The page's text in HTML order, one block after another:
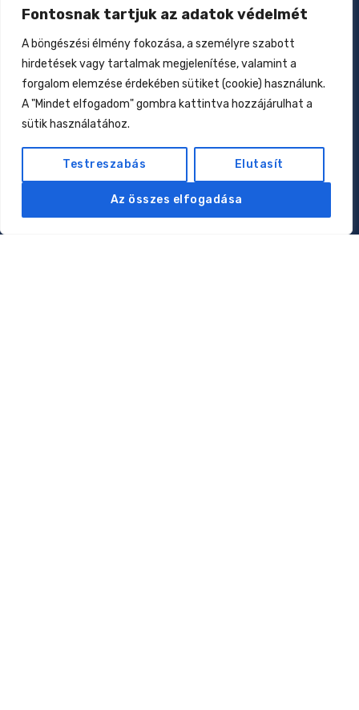
Fontosnak tartjuk az adatok védelmét
A böngészési élmény fokozása, a személyre szabott
hirdetések vagy tartalmak megjelenítése, valamint a
forgalom elemzése érdekében sütiket (cookie) használunk.
A "Mindet elfogadom" gombra kattintva hozzájárulhat a
sütik használatához.
Testreszabás Elutasít
Az összes elfogadása
Zavar a növekedésben
2026.01.27.
Csecsemőtáplálás az elmúlt 160 évben
2026.01.17.
Allergiák: kell-e nekünk az eliminációs diéta?